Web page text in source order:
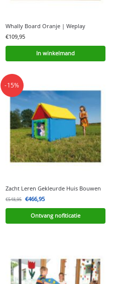
Whally Board Oranje | Weplay
€109,95
In winkelmand
-15%
Zacht Leren Gekleurde Huis Bouwen
€548,95 €466,95
Ontvang nofiticatie